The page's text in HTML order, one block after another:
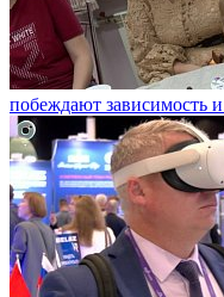
побеждают зависимость